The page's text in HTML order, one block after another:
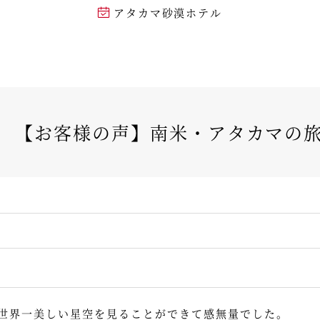
アタカマ砂漠ホテル
【お客様の声】南米・アタカマの
一美しい星空を見ることができて感無量でした。